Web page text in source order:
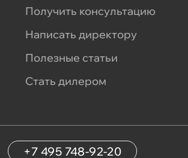
Получить консультацию
Написать директору
Полезные статьи
Стать дилером
+7 495 748-92-20